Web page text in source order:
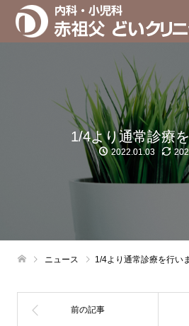
1/4より通常診療
2022.01.03
ニュース 1/4より通常診療を行い